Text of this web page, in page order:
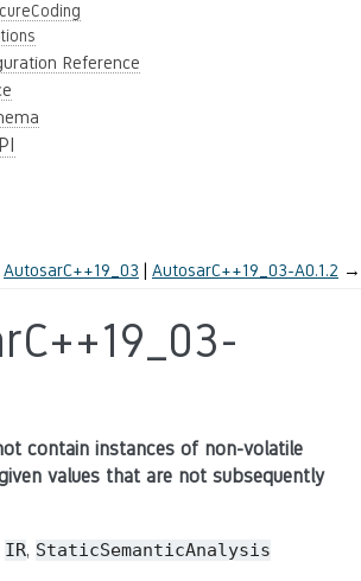
Reference
AutosarC++19_03 AutosarC++19_03-A0.1.2 →
contain instances of non-volatile
values that are not subsequently
IR, StaticSemanticAnalysis